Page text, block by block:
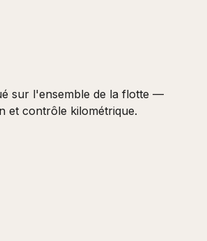
sur l'ensemble de la flotte —
et contrôle kilométrique.